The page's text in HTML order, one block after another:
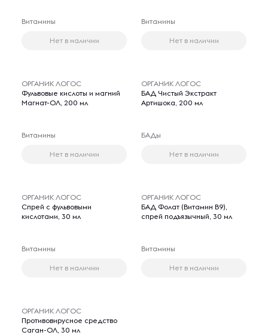
Витамины
Нет в наличии
Витамины
Нет в наличии
ОРГАНИК ЛОГОС
Фульвовые кислоты и магний
Магнат-ОЛ, 200 мл
Витамины
Нет в наличии
ОРГАНИК ЛОГОС
БАД Чистый Экстракт
Артишока, 200 мл
БАДы
Нет в наличии
ОРГАНИК ЛОГОС
Спрей с фульвовыми
кислотами, 30 мл
Витамины
Нет в наличии
ОРГАНИК ЛОГОС
БАД Фолат (Витамин В9),
спрей подъязычный, 30 мл
Витамины
Нет в наличии
ОРГАНИК ЛОГОС
Противовирусное средство
Саган-ОЛ, 30 мл